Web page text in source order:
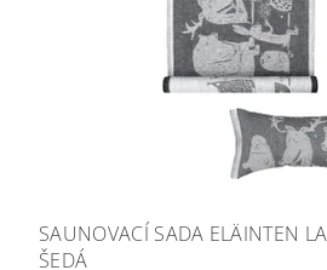
SAUNOVACÍ SADA ELÄINTEN
ŠEDÁ